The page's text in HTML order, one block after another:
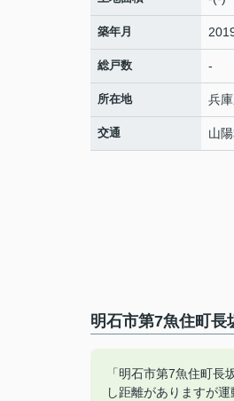
築年月
総戸数 -
所在地 兵
交通 山
明石市第7魚住町
「明石市第7魚住町
し距離がありますが